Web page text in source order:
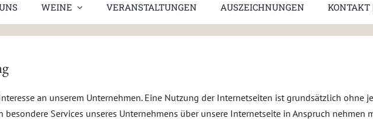
WEINE VERANSTALTUNGEN AUSZEICHNUNGEN KONTAKT
an unserem Unternehmen. Eine Nutzung der Internetseiten ist grundsätzlich ohne
besondere Services unseres Unternehmens über unsere Internetseite in Anspruch nehmen